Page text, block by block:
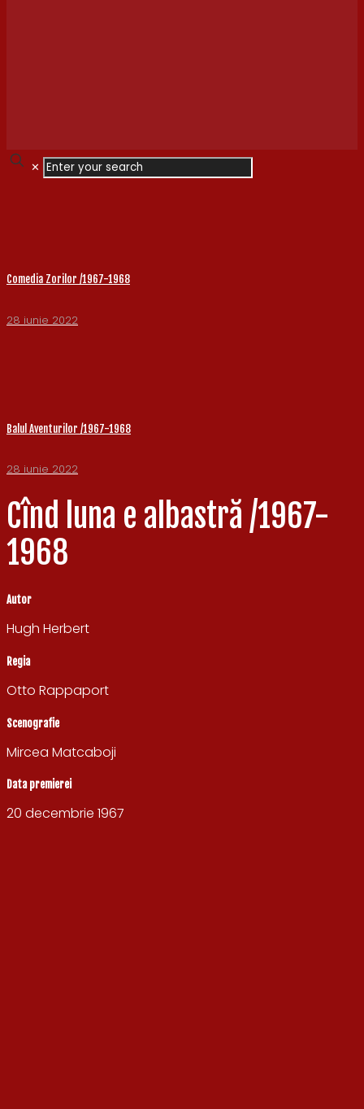
✕
Comedia Zorilor /1967-1968
28 iunie 2022
Balul Aventurilor /1967-1968
28 iunie 2022
Cînd luna e albastră /1967-
1968
Autor
Hugh Herbert
Regia
Otto Rappaport
Scenografie
Mircea Matcaboji
Data premierei
20 decembrie 1967